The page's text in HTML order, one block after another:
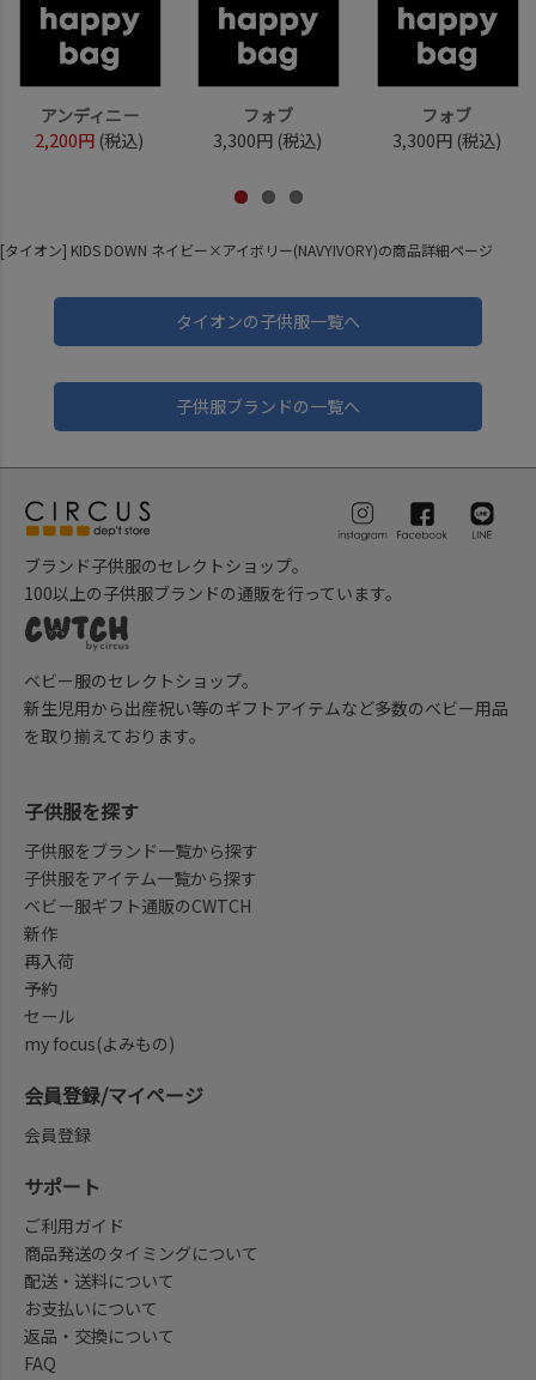
アンディニー
2,200円 (税込)
フォブ
3,300円 (税込)
フォブ
3,300円 (税込)
[タイオン] KIDS DOWN ネイビー×アイボリー(NAVYIVORY)の商品詳細ページ
タイオンの子供服一覧へ
子供服ブランドの一覧へ
ブランド子供服のセレクトショップ。
100以上の子供服ブランドの通販を行っています。
ベビー服のセレクトショップ。
新生児用から出産祝い等のギフトアイテムなど多数のベビー用品
を取り揃えております。
子供服を探す
子供服をブランド一覧から探す
子供服をアイテム一覧から探す
ベビー服ギフト通販のCWTCH
新作
再入荷
予約
セール
my focus(よみもの)
会員登録/マイページ
会員登録
サポート
ご利用ガイド
商品発送のタイミングについて
配送・送料について
お支払いについて
返品・交換について
FAQ